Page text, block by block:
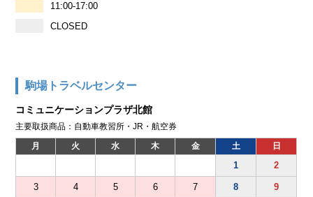
11:00-17:00
CLOSED
駒場トラベルセンター
コミュニケーションプラザ北館
主要取扱商品：自動車教習所・JR・航空券
月 火 水 木 金 土 日
1 2
3 4 5 6 7 8 9